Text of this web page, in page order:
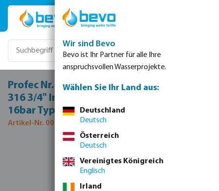
Zum Hauptinhalt springen
Profec Nr. 341 Verschraubung Edelstahl
316 3/4" Innengewinde x Außengewinde
16bar Typ Konisch
Artikel-Nr. 0080204
Bildergalerie überspringen
Wir sind Bevo
Bevo ist Ihr Partner für alle Ihre
anspruchsvollen Wasserprojekte.
Wählen Sie Ihr Land aus:
Deutschland
Deutsch
Österreich
Deutsch
Vereinigtes Königreich
Englisch
Irland